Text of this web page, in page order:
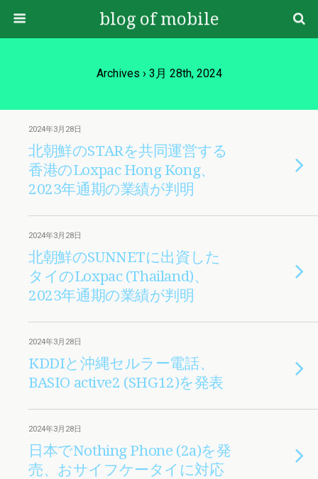
blog of mobile
Archives › 3月 28th, 2024
2024年3月28日
北朝鮮のSTARを共同運営する
香港のLoxpac Hong Kong、
2023年通期の業績が判明
2024年3月28日
北朝鮮のSUNNETに出資した
タイのLoxpac (Thailand)、
2023年通期の業績が判明
2024年3月28日
KDDIと沖縄セルラー電話、
BASIO active2 (SHG12)を発表
2024年3月28日
日本でNothing Phone (2a)を発
売、おサイフケータイに対応